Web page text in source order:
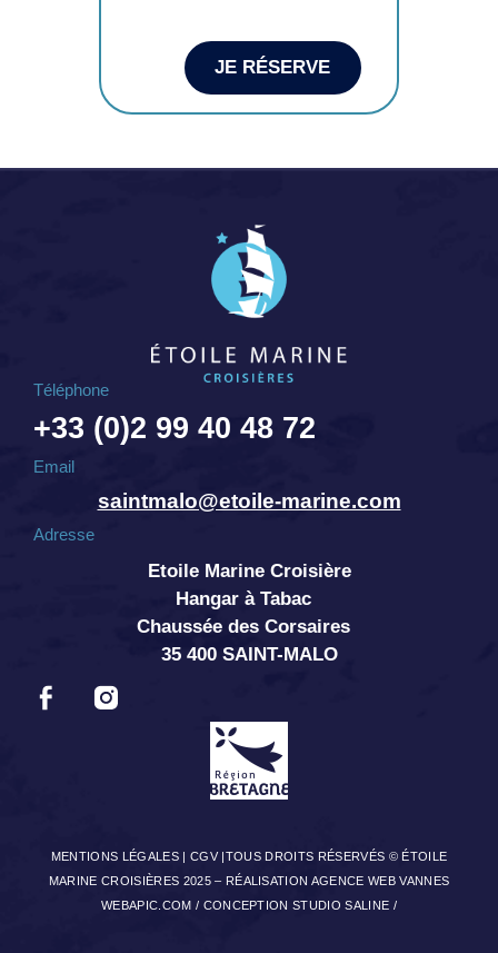
JE RÉSERVE
Téléphone
+33 (0)2 99 40 48 72
Email
saintmalo@etoile-marine.com
Adresse
Etoile Marine Croisière
Hangar à Tabac
Chaussée des Corsaires
35 400 SAINT-MALO
MENTIONS LÉGALES |CGV |TOUS DROITS RÉSERVÉS © ÉTOILE
MARINE CROISIÈRES 2025 – RÉALISATION AGENCE WEB VANNES
WEBAPIC.COM / CONCEPTION STUDIO SALINE /